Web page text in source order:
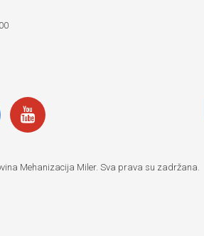
Mehanizacija Miler. Sva prava su zadržana.